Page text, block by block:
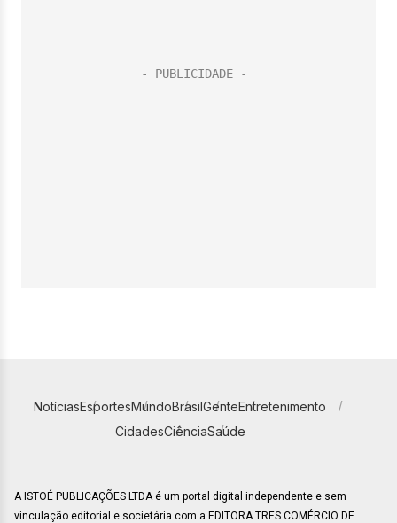
NotíciasEsportesMundoBrasilGenteEntretenimento
CidadesCiênciaSaúde
A ISTOÉ PUBLICAÇÕES LTDA é um portal digital independente e sem
vinculação editorial e societária com a EDITORA TRES COMÉRCIO DE